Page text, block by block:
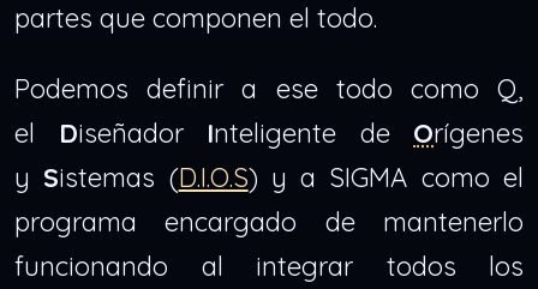
partes que componen el todo.
Podemos definir a ese todo como Q,
el Diseñador Inteligente de Orígenes
y Sistemas (D.I.O.S) y a SIGMA como el
programa encargado de mantenerlo
funcionando al integrar todos los